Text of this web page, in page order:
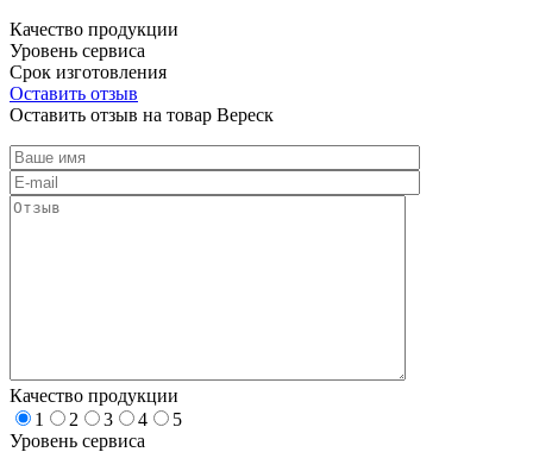
Качество продукции
Уровень сервиса
Срок изготовления
Оставить отзыв
Оставить отзыв на товар Вереск
Качество продукции
1
2 3 4
5
Уровень сервиса